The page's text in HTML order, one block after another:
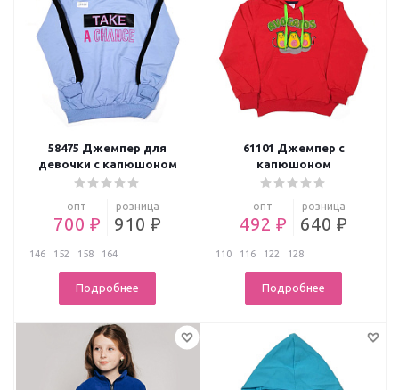
58475 Джемпер для
девочки с капюшоном
опт
700 ₽
розница
910 ₽
146 152 158 164
Подробнее
61101 Джемпер с
капюшоном
опт
492 ₽
розница
640 ₽
110 116 122 128
Подробнее